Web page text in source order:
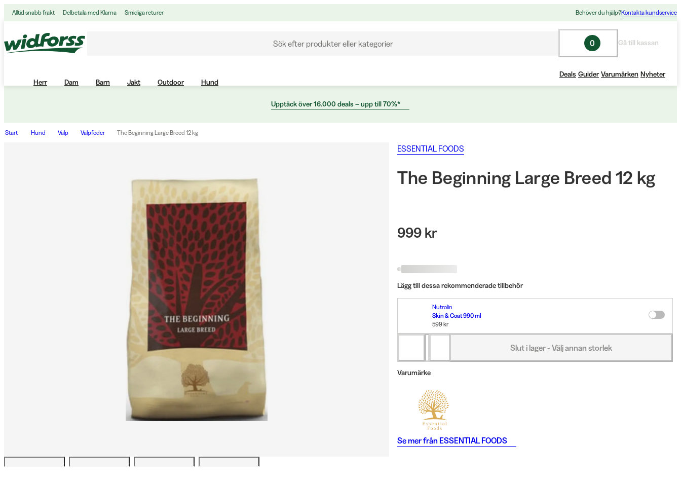
Alltid snabb frakt Delbetala med Klarna Smidiga returer Behöver du hjälp?Kontakta kundservice
Sök efter produkter eller kategorier 0 Gå till kassan
Herr Dam Barn Jakt Outdoor Hund
Deals Guider Varumärken Nyheter
Upptäck över 16.000 deals – upp till 70%*
Start Hund Valp Valpfoder The Beginning Large Breed 12 kg
ESSENTIAL FOODS
The Beginning Large Breed 12 kg
999 kr
Lägg till dessa rekommenderade tillbehör
Nutrolin
Skin & Coat 990 ml
599 kr
Slut i lager - Välj annan storlek
Varumärke
Se mer från ESSENTIAL FOODS